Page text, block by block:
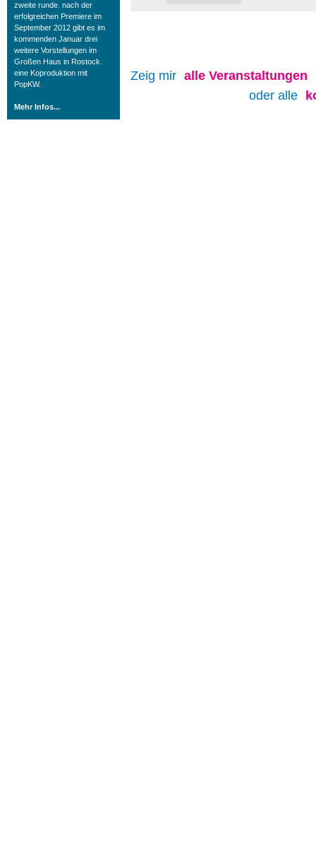
zweite runde. nach der
erfolgreichen Premiere im
September 2012 gibt es im
kommenden Januar drei
weitere Vorstellungen im
Großen Haus in Rostock.
eine Koproduktion mit
PopKW.
Mehr Infos...
Zeig mir alle Veranstaltungen
oder alle